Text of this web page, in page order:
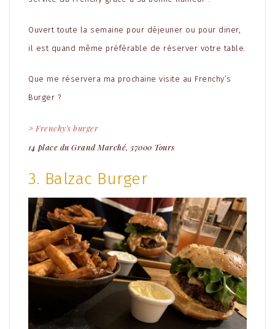
Ouvert toute la semaine pour déjeuner ou pour diner,
il est quand même préférable de réserver votre table.
Que me réservera ma prochaine visite au Frenchy’s
Burger ?
> Frenchy’s burger
14 place du Grand Marché, 37000 Tours
3. Balzac Burger